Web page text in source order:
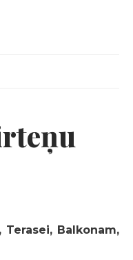
Balkonam,